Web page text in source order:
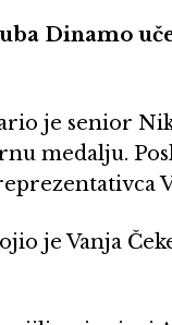
Dinamo
je senior
medalju.
je Vanja